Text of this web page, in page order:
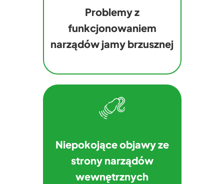
Niepokojące objawy ze
strony narządów
wewnętrznych
Problemy z
funkcjonowaniem
narządów jamy brzusznej